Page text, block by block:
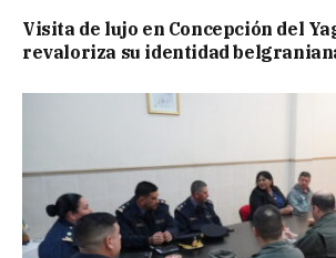
Visita de lujo en Concepción del
revaloriza su identidad